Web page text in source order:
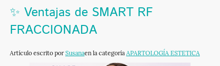
✨ Ventajas de SMART RF
FRACCIONADA
Artículo escrito por Susanaen la categoría APARTOLOGÍA ESTETICA